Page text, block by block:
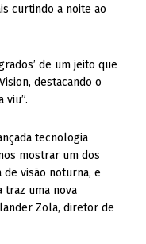
curtindo a noite ao
de um jeito que
destacando o
viu”.
tecnologia
mostrar um dos
visão noturna, e
traz uma nova
Zola, diretor de